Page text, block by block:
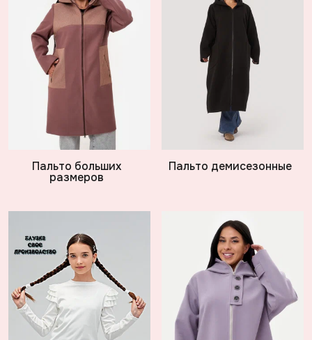
Пальто больших
размеров
Пальто демисезонные